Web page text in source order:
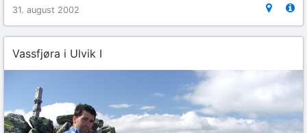
31. august 2002
Vassfjøra i Ulvik I